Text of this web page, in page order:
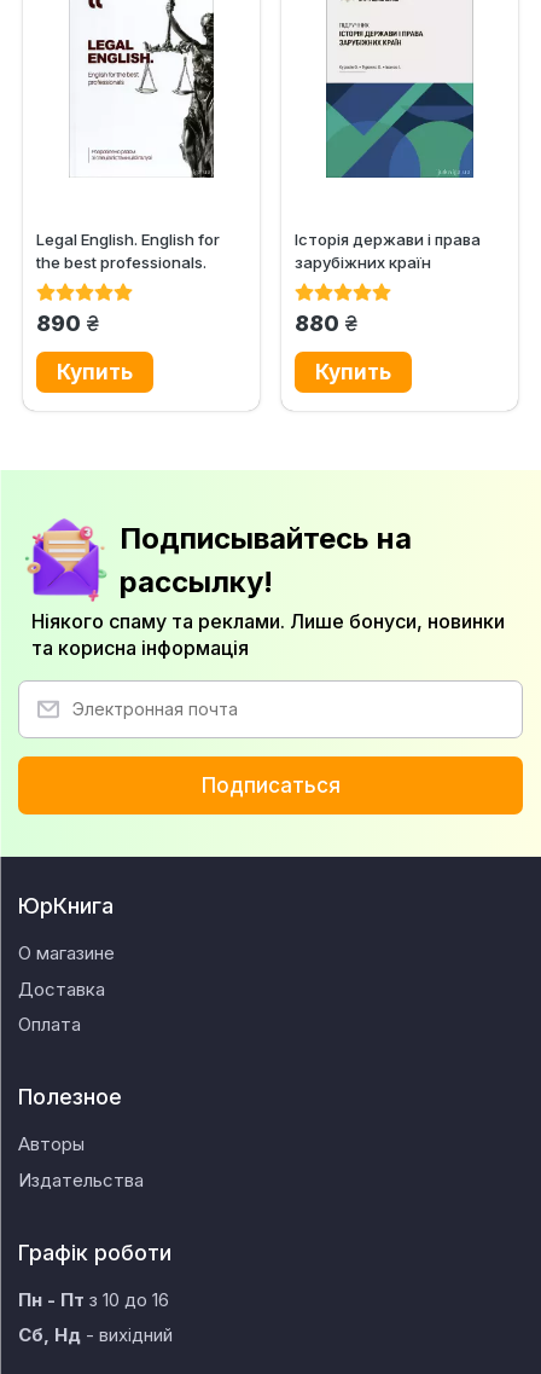
Legal English. English for
the best professionals.
Workbook
890 грн.
Історія держави i права
зарубіжних кpaїн
880 грн.
Подписывайтесь на
рассылку!
Ніякого спаму та реклами. Лише бонуси, новинки
та корисна інформація
Подписаться
ЮрКнига
О магазине
Доставка
Оплата
Полезное
Авторы
Издательства
Графік роботи
Пн - Пт з 10 до 16
Сб, Нд - вихідний